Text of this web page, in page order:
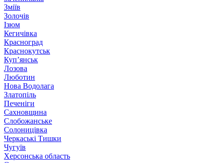
Зміїв
Золочів
Ізюм
Кегичівка
Красноград
Краснокутськ
Куп’янськ
Лозова
Люботин
Нова Водолага
Златопіль
Печеніги
Сахновщина
Слобожанське
Солоницівка
Черкаські Тишки
Чугуїв
Херсонська область